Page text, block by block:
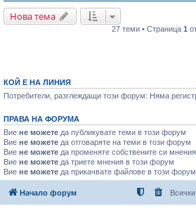
Нова тема
27 теми • Страница 1
КОЙ Е НА ЛИНИЯ
Потребители, разглеждащи този форум: Няма
ПРАВА НА ФОРУМА
Вие не можете да публикувате теми в този форум
Вие не можете да отговаряте на теми в този форум
Вие не можете да променяте собствените си
Вие не можете да триете мнения в този форум
Вие не можете да прикачвате файлове в този форум
Начало форум